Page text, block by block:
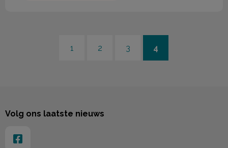
1 2 3 4
Volg ons laatste nieuws